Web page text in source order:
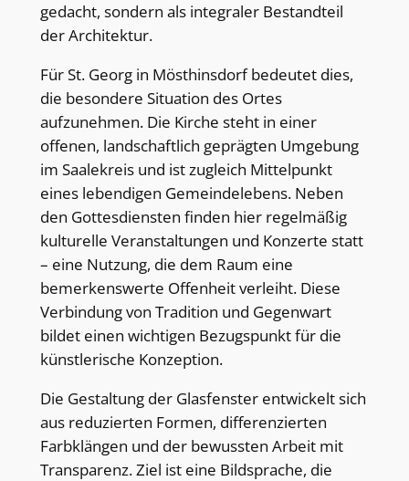
gedacht, sondern als integraler Bestandteil
der Architektur.
Für St. Georg in Mösthinsdorf bedeutet dies,
die besondere Situation des Ortes
aufzunehmen. Die Kirche steht in einer
offenen, landschaftlich geprägten Umgebung
im Saalekreis und ist zugleich Mittelpunkt
eines lebendigen Gemeindelebens. Neben
den Gottesdiensten finden hier regelmäßig
kulturelle Veranstaltungen und Konzerte statt
– eine Nutzung, die dem Raum eine
bemerkenswerte Offenheit verleiht. Diese
Verbindung von Tradition und Gegenwart
bildet einen wichtigen Bezugspunkt für die
künstlerische Konzeption.
Die Gestaltung der Glasfenster entwickelt sich
aus reduzierten Formen, differenzierten
Farbklängen und der bewussten Arbeit mit
Transparenz. Ziel ist eine Bildsprache, die